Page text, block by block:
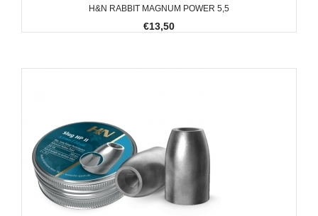
H&N RABBIT MAGNUM POWER 5,5
€13,50